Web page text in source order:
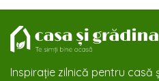
Inspirație zilnică pentru casă